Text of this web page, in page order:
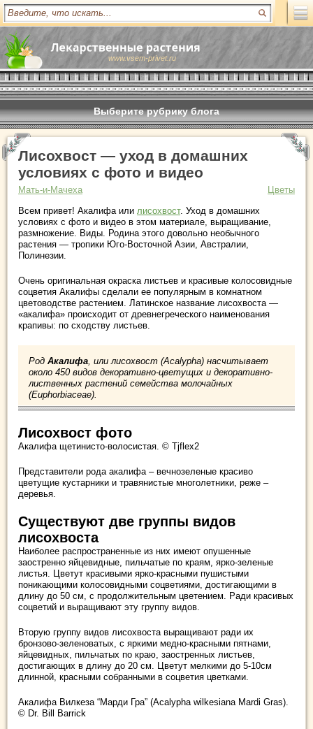
www.vsem-privet.ru
Выберите рубрику блога
Лисохвост — уход в домашних
условиях с фото и видео
Мать-и-Мачеха
Цветы
Всем привет! Акалифа или лисохвост. Уход в домашних
условиях с фото и видео в этом материале, выращивание,
размножение. Виды. Родина этого довольно необычного
растения — тропики Юго-Восточной Азии, Австралии,
Полинезии.
Очень оригинальная окраска листьев и красивые колосовидные
соцветия Акалифы сделали ее популярным в комнатном
цветоводстве растением. Латинское название лисохвоста —
«акалифа» происходит от древнегреческого наименования
крапивы: по сходству листьев.
Род Акалифа, или лисохвост (Acalypha) насчитывает
около 450 видов декоративно-цветущих и декоративно-
лиственных растений семейства молочайных
(Euphorbiaceae).
Лисохвост фото
Акалифа щетинисто-волосистая. © Tjflex2
Представители рода акалифа – вечнозеленые красиво
цветущие кустарники и травянистые многолетники, реже –
деревья.
Существуют две группы видов
лисохвоста
Наиболее распространенные из них имеют опушенные
заостренно яйцевидные, пильчатые по краям, ярко-зеленые
листья. Цветут красивыми ярко-красными пушистыми
поникающими колосовидными соцветиями, достигающими в
длину до 50 см, с продолжительным цветением. Ради красивых
соцветий и выращивают эту группу видов.
Вторую группу видов лисохвоста выращивают ради их
бронзово-зеленоватых, с яркими медно-красными пятнами,
яйцевидных, пильчатых по краю, заостренных листьев,
достигающих в длину до 20 см. Цветут мелкими до 5-10см
длинной, красными собранными в соцветия цветками.
Акалифа Вилкеза “Марди Гра” (Acalypha wilkesiana Mardi Gras).
© Dr. Bill Barrick